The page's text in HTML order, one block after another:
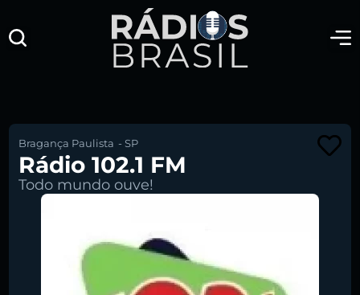
Bragança Paulista -SP
Rádio 102.1 FM
Todo mundo ouve!